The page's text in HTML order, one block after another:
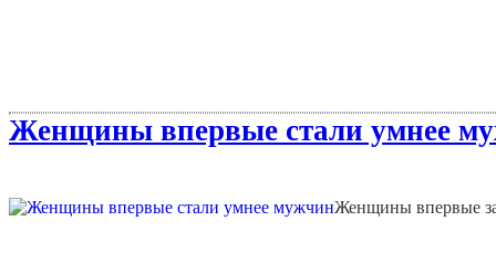
Женщины впервые стали умнее
Женщины впервые